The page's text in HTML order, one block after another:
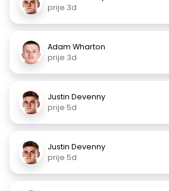
prije 3d
Adam Wharton
prije 3d
Justin Devenny
prije 5d
Justin Devenny
prije 5d